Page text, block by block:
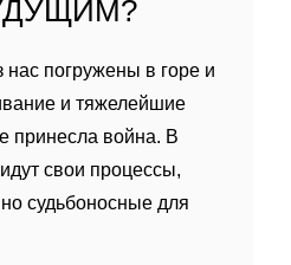
нас погружены в горе и
и тяжелейшие
принесла война. В
свои процессы,
судьбоносные для